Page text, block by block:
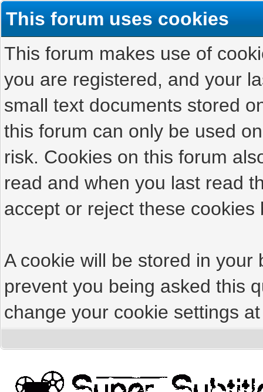
This forum uses cookies
This forum makes use of
you are registered, and your
small text documents stored
this forum can only be used
risk. Cookies on this forum
read and when you last read
accept or reject these cookies
A cookie will be stored in
prevent you being asked this
change your cookie settings